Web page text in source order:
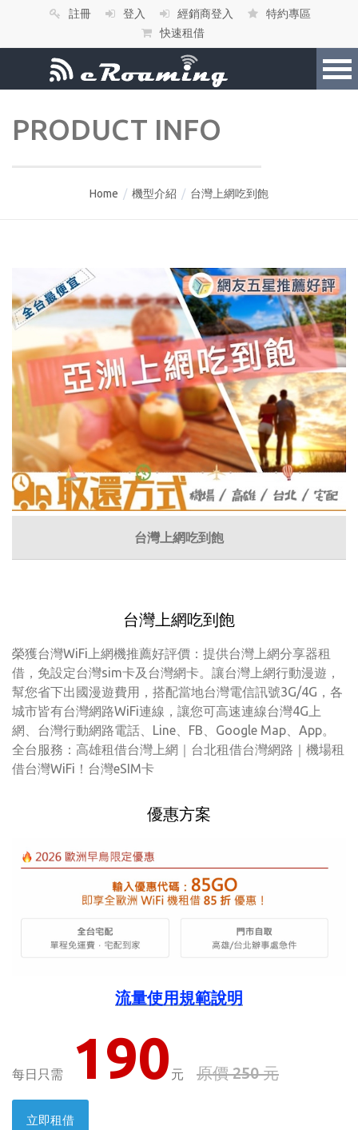
註冊 登入 經銷商登入
特約專區
快速租借
PRODUCT INFO
Home / 機型介紹 / 台灣上網吃到飽
台灣上網吃到飽
台灣上網吃到飽
榮獲台灣WiFi上網機推薦好評價：提供台灣上網分享器租
借，免設定台灣sim卡及台灣網卡。讓台灣上網行動漫遊，
幫您省下出國漫遊費用，搭配當地台灣電信訊號3G/4G，各
城市皆有台灣網路WiFi連線，讓您可高速連線台灣4G上
網、台灣行動網路電話、Line、FB、Google Map、App。
全台服務：高雄租借台灣上網｜台北租借台灣網路｜機場租
借台灣WiFi！台灣eSIM卡
優惠方案
流量使用規範說明
每日只需 190 元 原價 250 元
立即租借